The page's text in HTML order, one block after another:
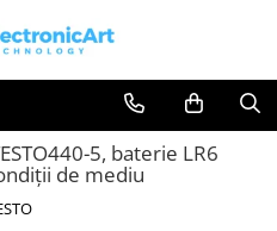
5, baterie LR6
de mediu